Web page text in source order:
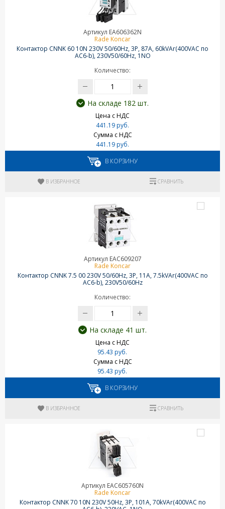
Артикул EA606362N
Rade Koncar
Контактор CNNK 60 10N 230V 50/60Hz, 3P, 87A, 60kVAr(400VAC по
AC6-b), 230V50/60Hz, 1NO
Количество:
На складе 182 шт.
Цена с НДС
441.19 руб.
Сумма с НДС
441.19 руб.
В КОРЗИНУ
В ИЗБРАННОЕ СРАВНИТЬ
Артикул EAC609207
Rade Koncar
Контактор CNNK 7.5 00 230V 50/60Hz, 3P, 11A, 7.5kVAr(400VAC по
AC6-b), 230V50/60Hz
Количество:
На складе 41 шт.
Цена с НДС
95.43 руб.
Сумма с НДС
95.43 руб.
В КОРЗИНУ
В ИЗБРАННОЕ СРАВНИТЬ
Артикул EAC605760N
Rade Koncar
Контактор CNNK 70 10N 230V 50Hz, 3P, 101A, 70kVAr(400VAC по